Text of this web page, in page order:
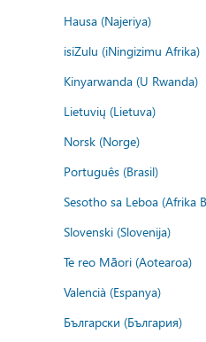
Hausa (Najeriya)
isiZulu (iNingizimu Afrika)
Kinyarwanda (U Rwanda)
Lietuvių (Lietuva)
Norsk (Norge)
Português (Brasil)
Sesotho sa Leboa (Afrika
Slovenski (Slovenija)
Te reo Māori (Aotearoa)
Valencià (Espanya)
Български (България)